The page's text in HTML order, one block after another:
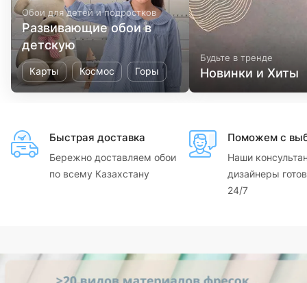
Обои для детей и подростков
Развивающие обои в
детскую
Карты Космос Горы
Будьте в тренде
Новинки и Хиты
Быстрая доставка
Бережно доставляем обои
по всему Казахстану
Поможем с
Наши
дизайнеры
24/7